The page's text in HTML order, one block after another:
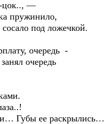
цок.., —
пружинило,
под ложечкой.
очередь -
очередь
Губы ее раскрылись…